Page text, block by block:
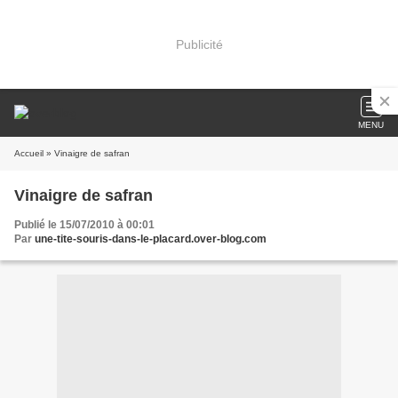
Publicité
MENU
Accueil » Vinaigre de safran
Vinaigre de safran
Publié le 15/07/2010 à 00:01
Par une-tite-souris-dans-le-placard.over-blog.com